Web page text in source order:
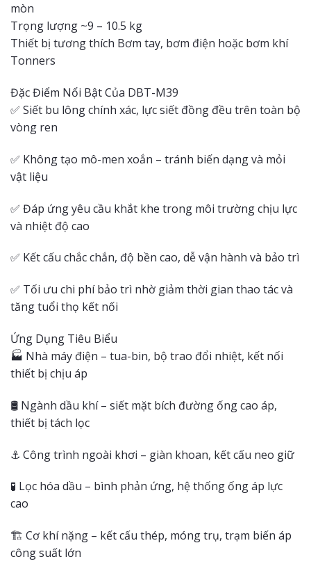
mòn
Trọng lượng ~9 – 10.5 kg
Thiết bị tương thích Bơm tay, bơm điện hoặc bơm khí
Tonners
Đặc Điểm Nổi Bật Của DBT-M39
✅ Siết bu lông chính xác, lực siết đồng đều trên toàn bộ
vòng ren
✅ Không tạo mô-men xoắn – tránh biến dạng và mỏi
vật liệu
✅ Đáp ứng yêu cầu khắt khe trong môi trường chịu lực
và nhiệt độ cao
✅ Kết cấu chắc chắn, độ bền cao, dễ vận hành và bảo trì
✅ Tối ưu chi phí bảo trì nhờ giảm thời gian thao tác và
tăng tuổi thọ kết nối
Ứng Dụng Tiêu Biểu
🏭 Nhà máy điện – tua-bin, bộ trao đổi nhiệt, kết nối
thiết bị chịu áp
🛢️ Ngành dầu khí – siết mặt bích đường ống cao áp,
thiết bị tách lọc
⚓ Công trình ngoài khơi – giàn khoan, kết cấu neo giữ
🧪 Lọc hóa dầu – bình phản ứng, hệ thống ống áp lực
cao
🏗️ Cơ khí nặng – kết cấu thép, móng trụ, trạm biến áp
công suất lớn